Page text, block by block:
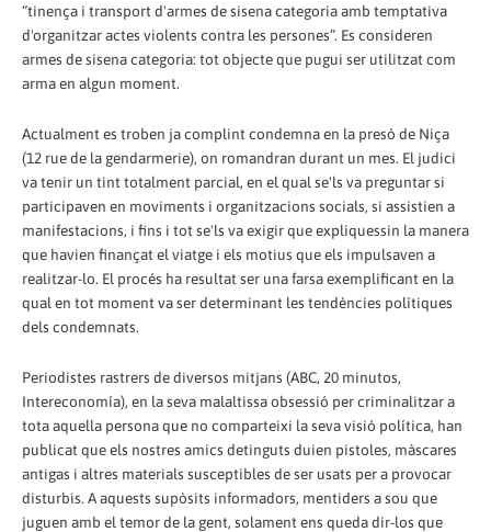
“tinença i transport d'armes de sisena categoria amb temptativa
d'organitzar actes violents contra les persones”. Es consideren
armes de sisena categoria: tot objecte que pugui ser utilitzat com
arma en algun moment.
Actualment es troben ja complint condemna en la presó de Niça
(12 rue de la gendarmerie), on romandran durant un mes. El judici
va tenir un tint totalment parcial, en el qual se'ls va preguntar si
participaven en moviments i organitzacions socials, si assistien a
manifestacions, i fins i tot se'ls va exigir que expliquessin la manera
que havien finançat el viatge i els motius que els impulsaven a
realitzar-lo. El procés ha resultat ser una farsa exemplificant en la
qual en tot moment va ser determinant les tendències polítiques
dels condemnats.
Periodistes rastrers de diversos mitjans (ABC, 20 minutos,
Intereconomía), en la seva malaltissa obsessió per criminalitzar a
tota aquella persona que no comparteixi la seva visió política, han
publicat que els nostres amics detinguts duien pistoles, màscares
antigas i altres materials susceptibles de ser usats per a provocar
disturbis. A aquests supòsits informadors, mentiders a sou que
juguen amb el temor de la gent, solament ens queda dir-los que